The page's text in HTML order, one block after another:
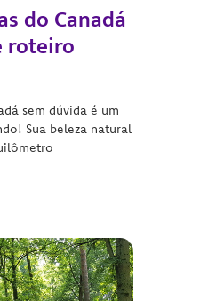
do Canadá
roteiro
sem dúvida é um
Sua beleza natural